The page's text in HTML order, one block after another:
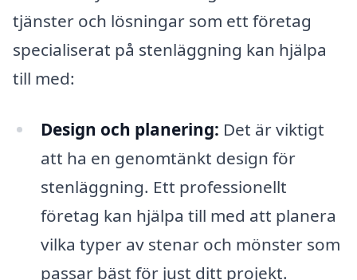
tjänster och lösningar som ett företag
specialiserat på stenläggning kan hjälpa
till med:
Design och planering: Det är viktigt
att ha en genomtänkt design för
stenläggning. Ett professionellt
företag kan hjälpa till med att planera
vilka typer av stenar och mönster som
passar bäst för just ditt projekt.